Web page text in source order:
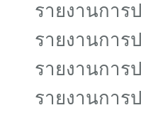
รายงานการ
รายงานการ
รายงานการ
รายงานการ